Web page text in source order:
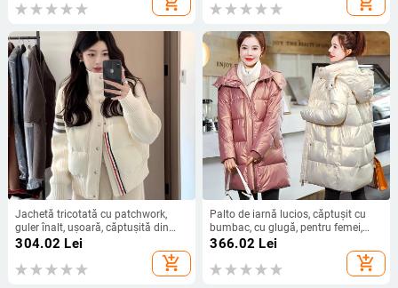
poliester, Iarna 2024
Jachetă tricotată cu patchwork,
guler înalt, ușoară, căptușită din
bumbac, pentru femei, design 2025
304.02 Lei
add_shopping_cart
Palto de iarnă lucios, căptușit cu
bumbac, cu glugă, pentru femei,
lungime medie, talie subțire
366.02 Lei
add_shopping_cart